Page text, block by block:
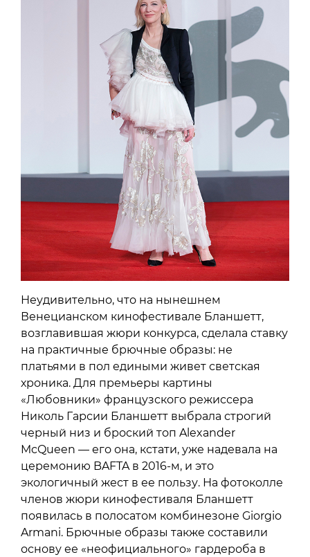
Неудивительно, что на нынешнем
Венецианском кинофестивале Бланшетт,
возглавившая жюри конкурса, сделала ставку
на практичные брючные образы: не
платьями в пол едиными живет светская
хроника. Для премьеры картины
«Любовники» французского режиссера
Николь Гарсии Бланшетт выбрала строгий
черный низ и броский топ Alexander
McQueen — его она, кстати, уже надевала на
церемонию BAFTA в 2016-м, и это
экологичный жест в ее пользу. На фотоколле
членов жюри кинофестиваля Бланшетт
появилась в полосатом комбинезоне Giorgio
Armani. Брючные образы также составили
основу ее «неофициального» гардероба в